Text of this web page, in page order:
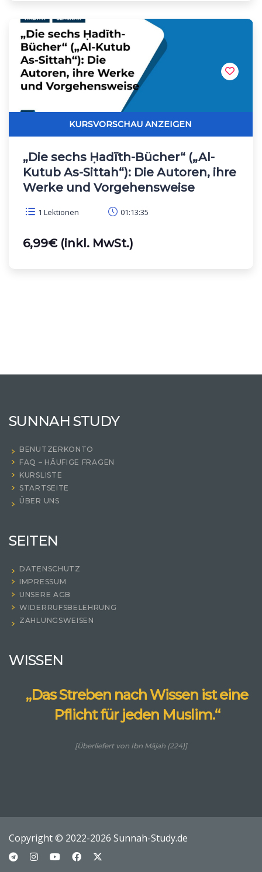
„Die sechs Ḥadīth-Bücher“ („Al-
Kutub As-Sittah“): Die Autoren, ihre
Werke und Vorgehensweise
1 Lektionen 01:13:35
6,99€ (inkl. MwSt.)
SUNNAH STUDY
BENUTZERKONTO
FAQ – HÄUFIGE FRAGEN
KURSLISTE
STARTSEITE
ÜBER UNS
SEITEN
DATENSCHUTZ
IMPRESSUM
UNSERE AGB
WIDERRUFSBELEHRUNG
ZAHLUNGSWEISEN
WISSEN
„Das Streben nach Wissen ist eine
Pflicht für jeden Muslim.“
[Überliefert von Ibn Mājah (224)]
Copyright © 2022-2026 Sunnah-Study.de